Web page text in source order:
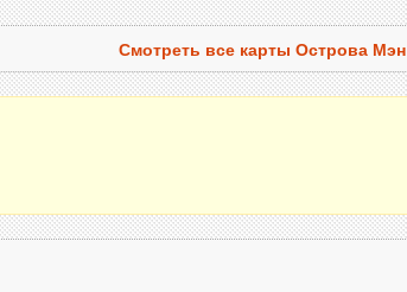
Смотреть все карты Острова Мэн